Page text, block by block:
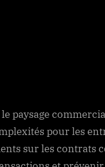
paysage
pour les
sur les contrats